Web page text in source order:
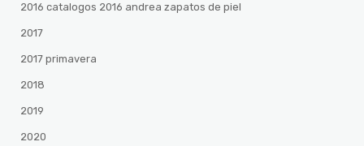
2016 catalogos 2016 andrea zapatos de piel
2017
2017 primavera
2018
2019
2020